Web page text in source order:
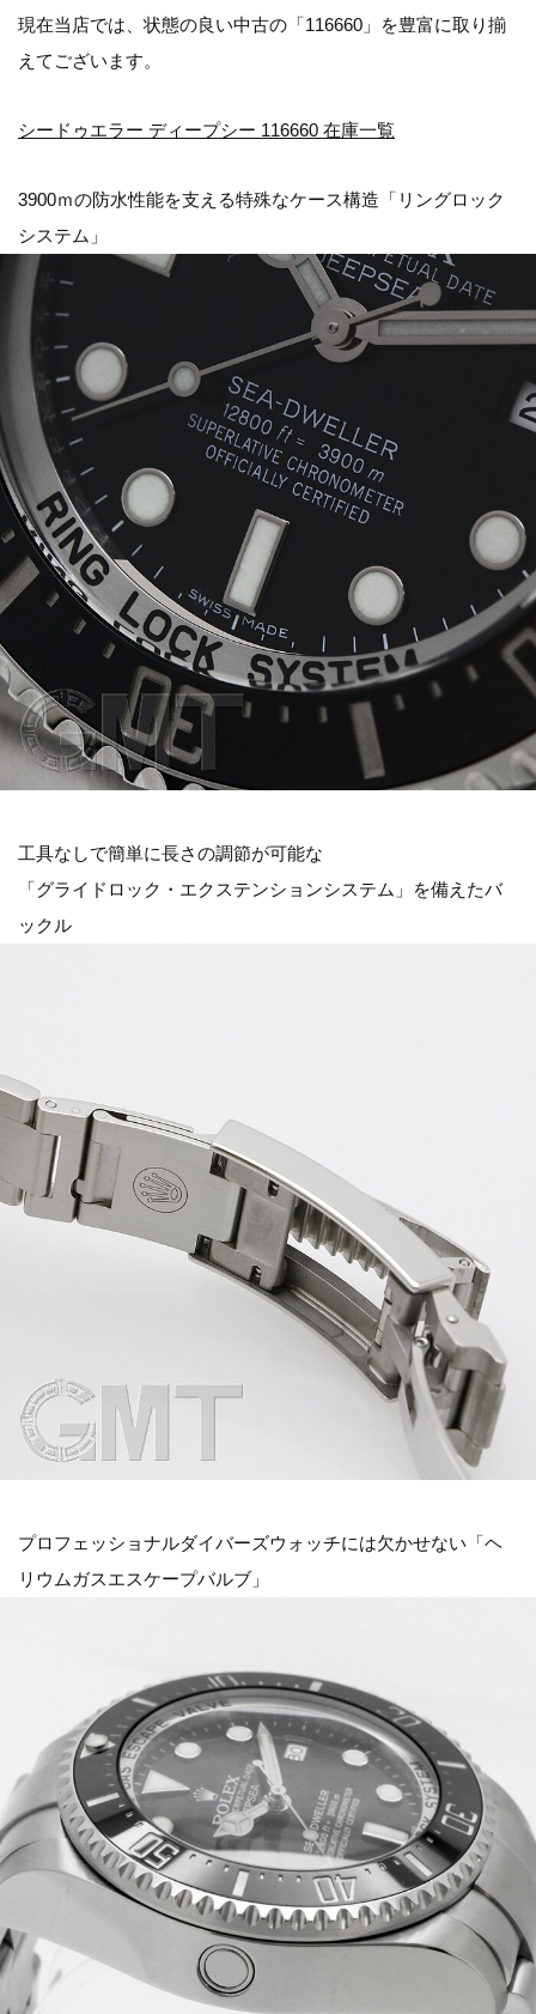
現在当店では、状態の良い中古の「116660」を豊富に取り揃
えてございます。
シードゥエラー ディープシー 116660 在庫一覧
3900ｍの防水性能を支える特殊なケース構造「リングロック
システム」
工具なしで簡単に長さの調節が可能な
「グライドロック・エクステンションシステム」を備えたバ
ックル
プロフェッショナルダイバーズウォッチには欠かせない「ヘ
リウムガスエスケープバルブ」